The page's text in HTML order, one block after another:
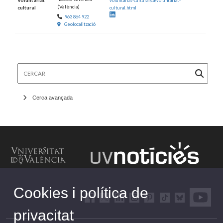
cultural
(València)
963 864 922
Geolocalització
cultural.html
Cerca avançada
Cookies i política de
privacitat